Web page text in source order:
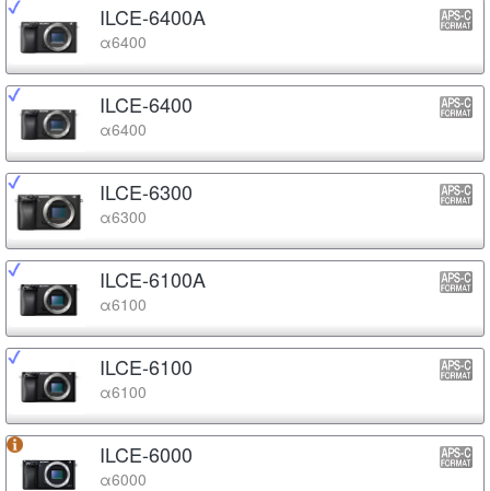
ILCE-6400A
α6400
ILCE-6400
α6400
ILCE-6300
α6300
ILCE-6100A
α6100
ILCE-6100
α6100
ILCE-6000
α6000